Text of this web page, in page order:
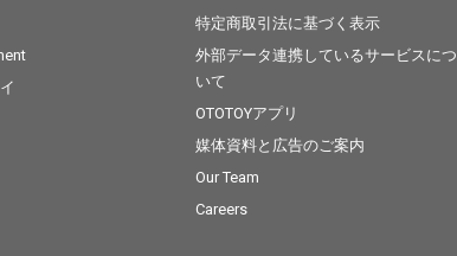
特定商取引法に基づく表示
外部データ連携しているサービスにつ
いて
OTOTOYアプリ
媒体資料と広告のご案内
Our Team
Careers